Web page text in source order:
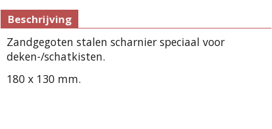
Beschrijving
Zandgegoten stalen scharnier speciaal voor
deken-/schatkisten.
180 x 130 mm.